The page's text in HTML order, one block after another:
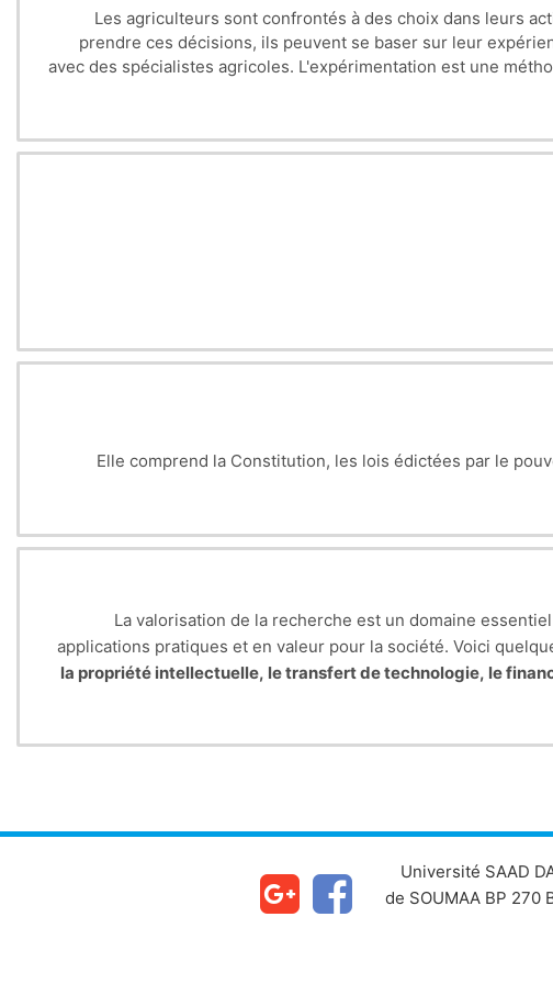
jusqu'au remède sous différentes formes. En deuxième
longtemps jusqu’à aujourd’hui aux différents niveaux
essentielles, leur composition chimique, les paramètres
Les agriculteurs sont confrontés à des choix dans leurs
prendre ces décisions, ils peuvent se baser sur leur
avec des spécialistes agricoles. L'expérimentation est une
Initier l’apprenant aux notions réglementaire, les définitions
et les
Connaissances préalables
Elle comprend la Constitution, les lois édictées par le
La valorisation de la recherche est un domaine
applications pratiques et en valeur pour la société. Voici
la propriété intellectuelle, le transfert de technologie, le f
Université SAAD
de SOUMAA BP 270